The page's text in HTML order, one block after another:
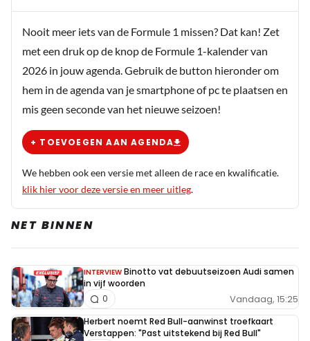
Focus
verzet van vorig jaar naar nu. Hoop alleen dat het
door gaat. Dan is een korter weekend minder leuk
Jeppe Westerhof
31 december 2020 08:50
Ik vraag mij af, of de organisaties van de circuits er wel
blij mee zijn, mocht de vrijdag komen te vervallen in de
toekomst. Missen dan toch aardig wat inkomsten qua
Meepraten? Dat kan! Je hoeft je alleen maar aan te
Nooit meer iets van de Formule 1 missen? Dat kan! Zet
met een druk op de knop de Formule 1-kalender van
2026 in jouw agenda. Gebruik de button hieronder om
hem in de agenda van je smartphone of pc te plaatsen en
mis geen seconde van het nieuwe seizoen!
+ TOEVOEGEN AAN AGENDA
We hebben ook een versie met alleen de race en kwalificatie.
klik hier voor deze versie en meer uitleg.
NET BINNEN
INTERVIEW Binotto vat debuutseizoen Audi samen
in vijf woorden
Vandaag, 15:25
0
Herbert noemt Red Bull-aanwinst troefkaart
Verstappen: "Past uitstekend bij Red Bull"